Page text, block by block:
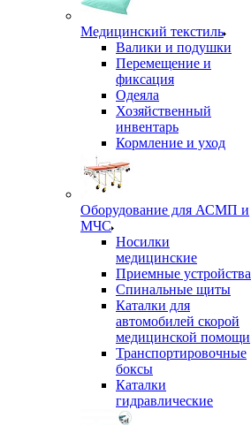
Медицинский текстиль
Валики и подушки
Перемещение и
фиксация
Одеяла
Хозяйственный
инвентарь
Кормление и уход
Оборудование для АСМП и
МЧС
Носилки
медицинские
Приемные устройства
Спинальные щиты
Каталки для
автомобилей скорой
медицинской помощи
Транспортировочные
боксы
Каталки
гидравлические